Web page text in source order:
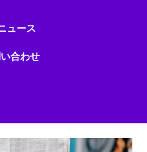
ュース
合わせ